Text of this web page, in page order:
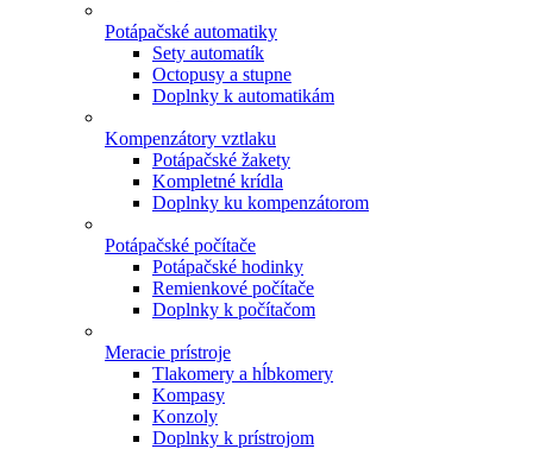
Potápačské automatiky
Sety automatík
Octopusy a stupne
Doplnky k automatikám
Kompenzátory vztlaku
Potápačské žakety
Kompletné krídla
Doplnky ku kompenzátorom
Potápačské počítače
Potápačské hodinky
Remienkové počítače
Doplnky k počítačom
Meracie prístroje
Tlakomery a hĺbkomery
Kompasy
Konzoly
Doplnky k prístrojom